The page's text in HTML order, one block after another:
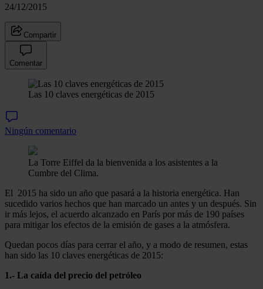
24/12/2015
Compartir
Comentar
Las 10 claves energéticas de 2015
Ningún comentario
La Torre Eiffel da la bienvenida a los asistentes a la
Cumbre del Clima.
El 2015 ha sido un año que pasará a la historia energética. Han
sucedido varios hechos que han marcado un antes y un después. Sin
ir más lejos, el acuerdo alcanzado en París por más de 190 países
para mitigar los efectos de la emisión de gases a la atmósfera.
Quedan pocos días para cerrar el año, y a modo de resumen, estas
han sido las 10 claves energéticas de 2015:
1.- La caída del precio del petróleo